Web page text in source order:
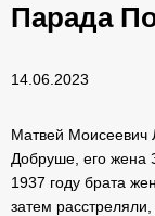
Парада
14.06.2023
Матвей Моисеевич
Добруше, его жена
1937 году брата
затем